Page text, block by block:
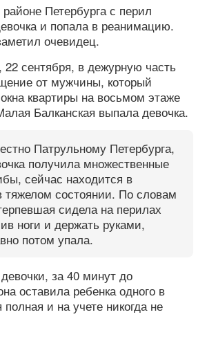
Петербурга с перил
и попала в реанимацию.
очевидец.
22 сентября, в дежурную часть
от мужчины, который
квартиры на восьмом этаже
Балканская выпала девочка.
Патрульному Петербурга,
получила множественные
сейчас находится в
тяжелом состоянии. По словам
сидела на перилах
ноги и держать руками,
потом упала.
за 40 минут до
оставила ребенка одного в
и на учете никогда не